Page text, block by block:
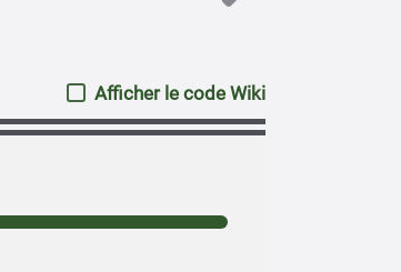
Afficher le code Wiki